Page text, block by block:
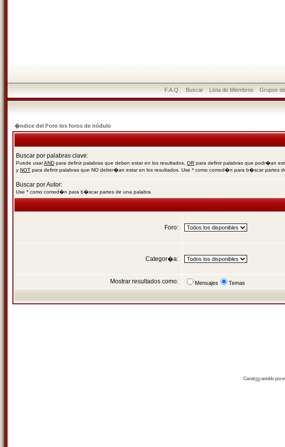
F.A.Q. Buscar Lista de Miembros Grupos
�ndice del Foro los foros de nódulo
Buscar por palabras clave:
Puede usarAND para definir palabras que deben estar en los resultados, OR para definir palabras que podr�an
y NOT para definir palabras que NO deber�an estar en los resultados. Use * como comod�n para b�scar partes
Buscar por Autor:
Use * como comod�n para b�scar partes de una palabra
Foro:
Categor�a:
Mostrar resultados como: Mensajes Temas
Canalrssservido por el